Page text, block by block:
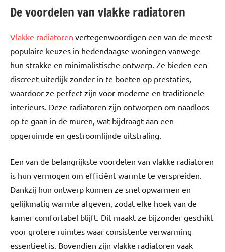
De voordelen van vlakke radiatoren
Vlakke radiatoren vertegenwoordigen een van de meest
populaire keuzes in hedendaagse woningen vanwege
hun strakke en minimalistische ontwerp. Ze bieden een
discreet uiterlijk zonder in te boeten op prestaties,
waardoor ze perfect zijn voor moderne en traditionele
interieurs. Deze radiatoren zijn ontworpen om naadloos
op te gaan in de muren, wat bijdraagt aan een
opgeruimde en gestroomlijnde uitstraling.
Een van de belangrijkste voordelen van vlakke radiatoren
is hun vermogen om efficiënt warmte te verspreiden.
Dankzij hun ontwerp kunnen ze snel opwarmen en
gelijkmatig warmte afgeven, zodat elke hoek van de
kamer comfortabel blijft. Dit maakt ze bijzonder geschikt
voor grotere ruimtes waar consistente verwarming
essentieel is. Bovendien zijn vlakke radiatoren vaak